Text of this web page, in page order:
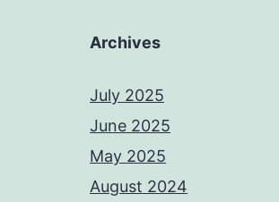
Archives
July 2025
June 2025
May 2025
August 2024